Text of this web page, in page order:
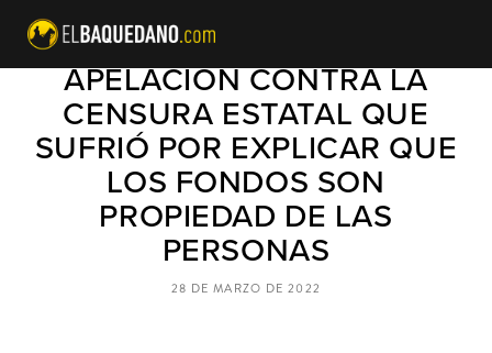
AFP HABITAT PRESENTA
APELACIÓN CONTRA LA
CENSURA ESTATAL QUE
SUFRIÓ POR EXPLICAR QUE
LOS FONDOS SON
PROPIEDAD DE LAS
PERSONAS
28 DE MARZO DE 2022